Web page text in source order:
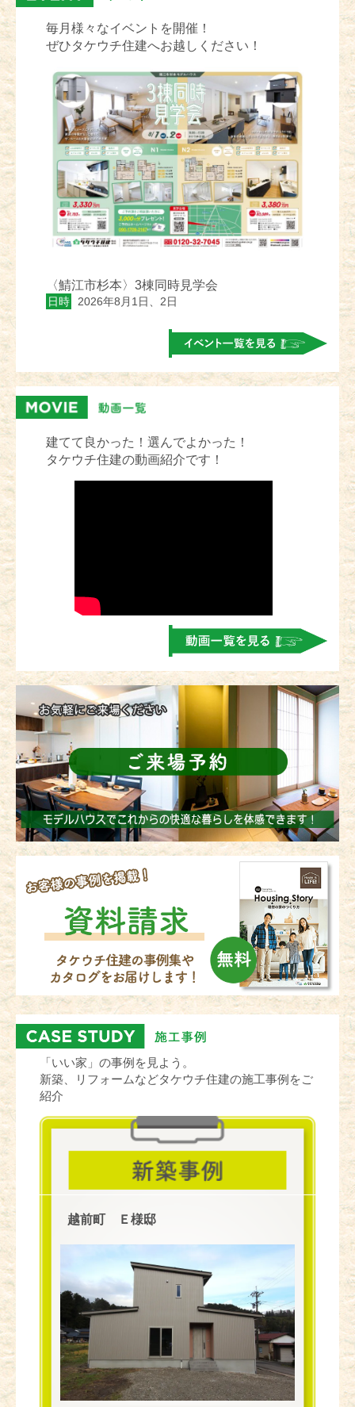
毎月様々なイベントを開催！
ぜひタケウチ住建へお越しください！
〈鯖江市杉本〉3棟同時見学会
日時 2026年8月1日、2日
建てて良かった！選んでよかった！
タケウチ住建の動画紹介です！
「いい家」の事例を見よう。
新築、リフォームなどタケウチ住建の施工事例をご
紹介
越前町 Ｅ様邸